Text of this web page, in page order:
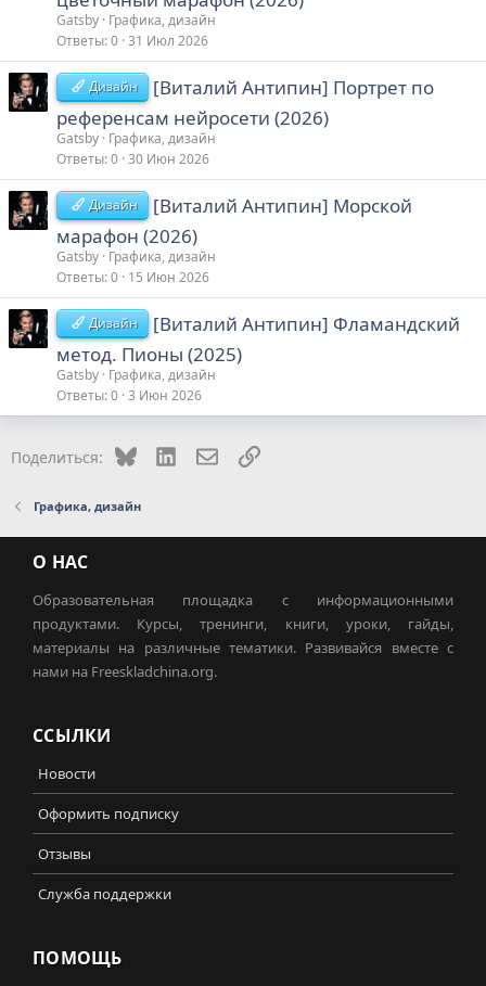
Gatsby Графика, дизайн
Ответы 0 31 Июл 2026
Дизайн
[Виталий Антипин] Портрет по
референсам нейросети (2026)
Gatsby Графика, дизайн
Ответы 0 30 Июн 2026
Дизайн
[Виталий Антипин] Морской
марафон (2026)
Gatsby Графика, дизайн
Ответы 0 15 Июн 2026
Дизайн
[Виталий Антипин] Фламандский
метод. Пионы (2025)
Gatsby Графика, дизайн
Ответы 0 3 Июн 2026
Поделиться: Bluesky LinkedInЭлектронная почта
Ссылка
Графика, дизайн
О НАС
Образовательная площадка с информационными
продуктами. Курсы, тренинги, книги, уроки, гайды,
материалы на различные тематики. Развивайся вместе с
нами на Freeskladchina.org.
ССЫЛКИ
Новости
Оформить подписку
Отзывы
Служба поддержки
ПОМОЩЬ